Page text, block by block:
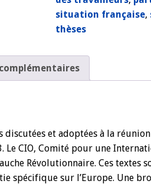
situation française,
thèses
et adoptées à la
Le CIO, Comité pour une
Révolutionnaire. Ces textes
spécifique sur l’Europe. Une